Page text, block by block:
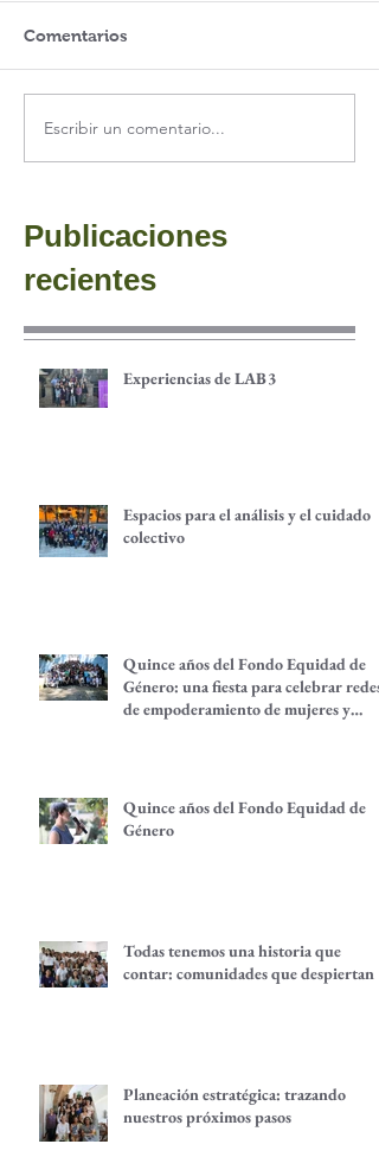
Comentarios
Escribir un comentario...
Publicaciones
recientes
Experiencias de LAB3
Espacios para el análisis y el cuidado
colectivo
Quince años del Fondo Equidad de
Género: una fiesta para celebrar redes
de empoderamiento de mujeres y
Quince años del Fondo Equidad de
Género
Todas tenemos una historia que
contar: comunidades que despiertan
Planeación estratégica: trazando
nuestros próximos pasos